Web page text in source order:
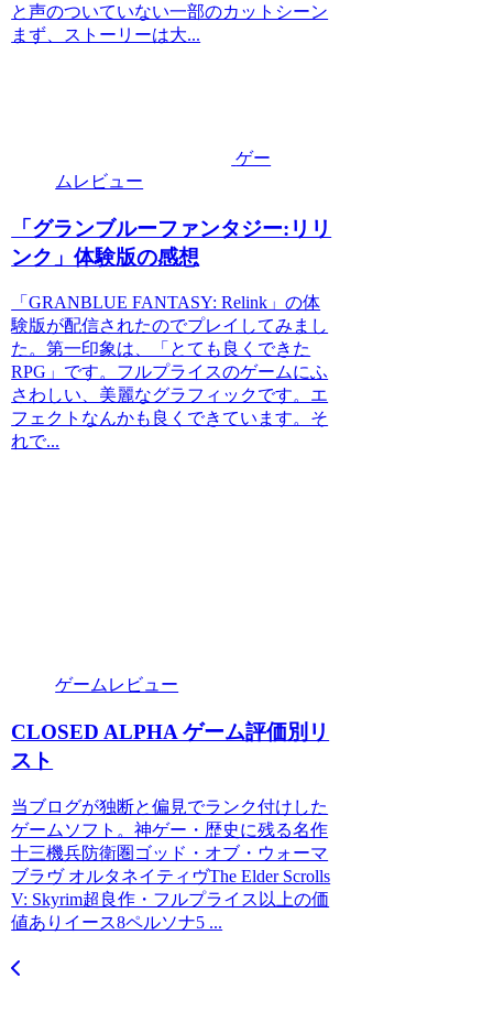
と声のついていない一部のカットシーン
まず、ストーリーは大...
ゲー
ムレビュー
「グランブルーファンタジー:リリ
ンク」体験版の感想
「GRANBLUE FANTASY: Relink」の体
験版が配信されたのでプレイしてみまし
た。第一印象は、「とても良くできた
RPG」です。フルプライスのゲームにふ
さわしい、美麗なグラフィックです。エ
フェクトなんかも良くできています。そ
れで...
ゲームレビュー
CLOSED ALPHA ゲーム評価別リ
スト
当ブログが独断と偏見でランク付けした
ゲームソフト。神ゲー・歴史に残る名作
十三機兵防衛圏ゴッド・オブ・ウォーマ
ブラヴ オルタネイティヴThe Elder Scrolls
V: Skyrim超良作・フルプライス以上の価
値ありイース8ペルソナ5 ...